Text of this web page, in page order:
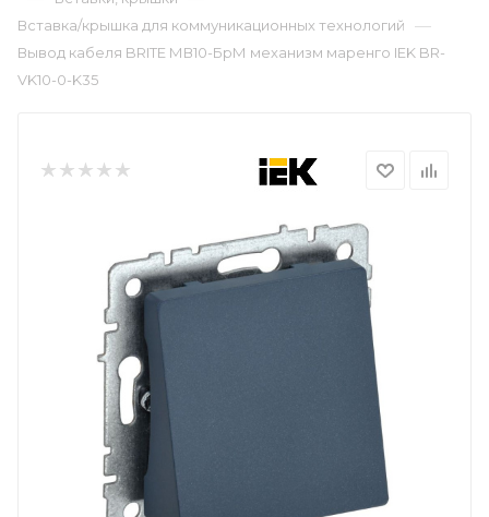
Вставка/крышка для коммуникационных технологий —
Вывод кабеля BRITE МВ10-БрМ механизм маренго IEK BR-
VK10-0-K35